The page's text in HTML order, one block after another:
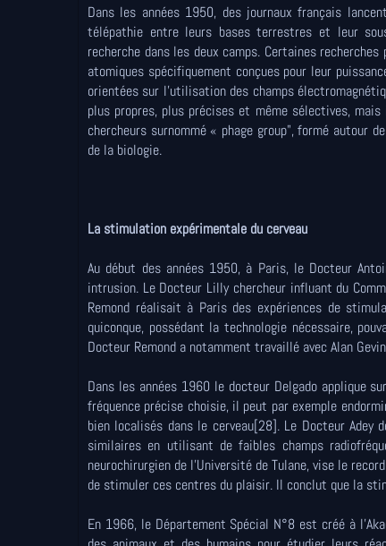
Dans les années 1950, des journaux français
télépathie entre leurs bases terrestres et leur
recherche dans les deux camps. Certaines
atomiques spécifiquement conçues pour leur
orientées sur l'utilisation des champs
plus propres, plus précises et même sélectives,
chercheurs surnommé « phage group", formé autour
de la biologie.
La stimulation expérimentale du cerveau
Au début des années 1950, à Paris, le Docteur
intrusion. Le Docteur Lilly chercheur influant du
Remond réalisait à Paris des expériences de
quiconque, possédant la technologie nécessaire,
Docteur Remond a notamment travaillé avec Alan
Dans les années 1960 le docteur Delgado applique
fréquence précise choisie, il peut par exemple
bien localisés dans le cerveau[28]. Le Docteur
similaires en utilisant de faibles champs
neurochirurgien de l'Université de Tulane, vise le
de stimuler ces centres du plaisir. Il conclut que la
En 1966, le Département Spécial N°8 est créé à